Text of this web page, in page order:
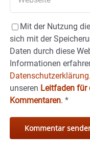
Mit der Nutzung
sich mit der
Daten durch diese
Informationen
Datenschutzerklärung.
unseren Leitfaden für
Kommentaren. *